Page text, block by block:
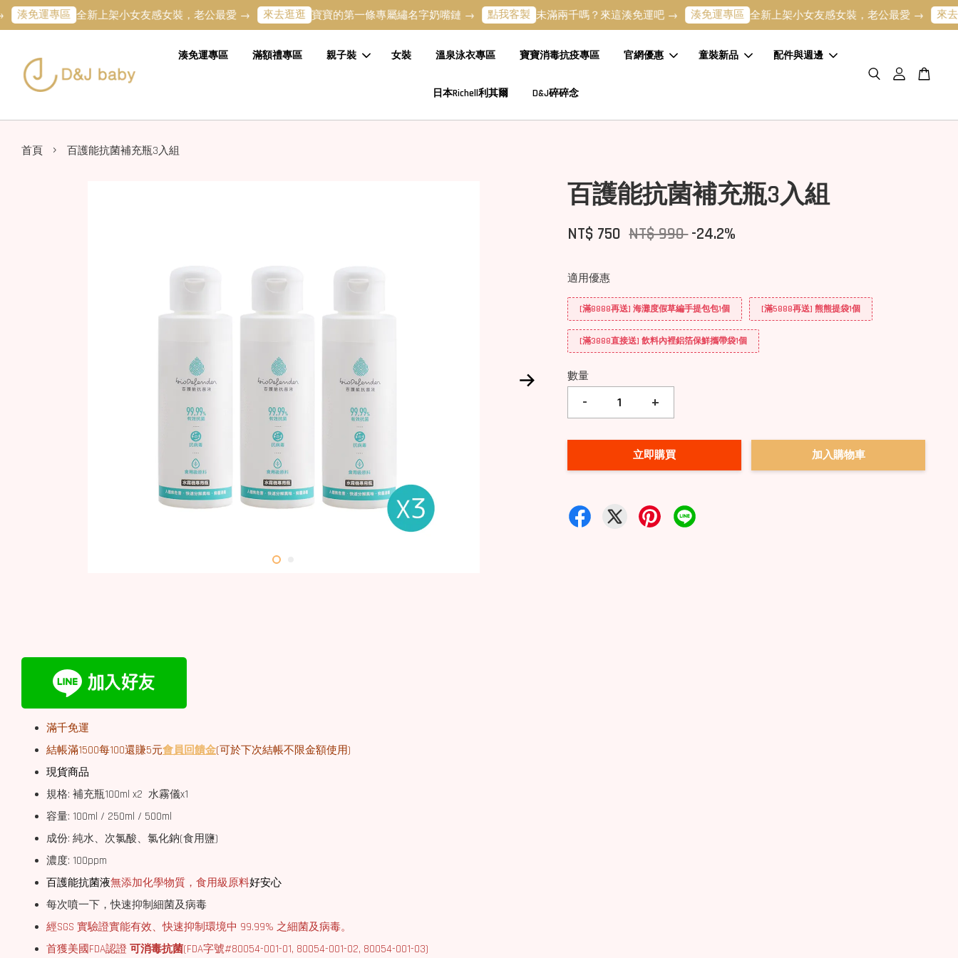
運專區 全新上架小女友感女裝，老公最愛 → 來去逛逛 寶寶的第一條專屬繡名字奶嘴鏈 → 點我客製 未滿兩千嗎？來這湊免運吧 → 湊免運專區 全新上架小女友感女裝，老公最愛 → 來去逛逛
湊免運專區 滿額禮專區 親子裝 女裝 溫泉泳衣專區 寶寶消毒抗疫專區 官網優惠 童裝新品 配件與週邊
日本Richell利其爾 D&J碎碎念
首頁 › 百護能抗菌補充瓶3入組
百護能抗菌補充瓶3入組
NT$ 750 NT$ 990-24.2%
適用優惠
[滿8888再送] 海灘度假草編手提包包1個 [滿5888再送] 熊熊提袋1個
[滿3888直接送] 飲料內裡鋁箔保鮮攜帶袋1個
數量
- +
立即購買 加入購物車
滿千免運
結帳滿1500每100還賺5元會員回饋金(可於下次結帳不限金額使用)
現貨商品
規格: 補充瓶100ml x2 水霧儀x1
容量: 100ml / 250ml / 500ml
成份: 純水、次氯酸、氯化鈉(食用鹽)
濃度: 100ppm
百護能抗菌液無添加化學物質，食用級原料好安心
每次噴一下，快速抑制細菌及病毒
經SGS 實驗證實能有效、快速抑制環境中 99.99% 之細菌及病毒。
首獲美國FDA認證 可消毒抗菌(FDA字號#80054-001-01, 80054-001-02, 80054-001-03)